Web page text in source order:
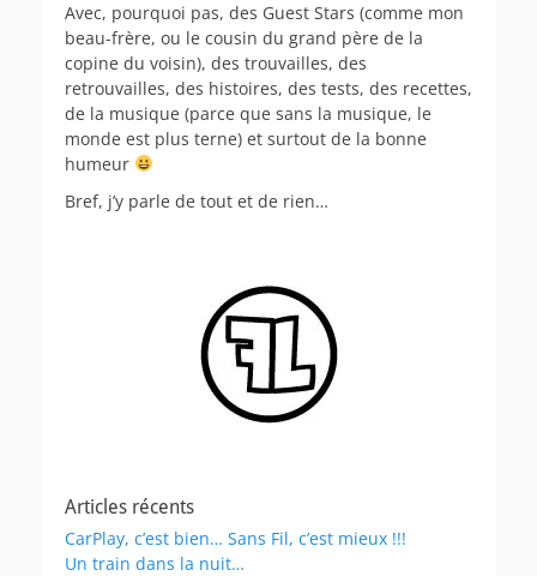
Avec, pourquoi pas, des Guest Stars (comme mon
beau-frère, ou le cousin du grand père de la
copine du voisin), des trouvailles, des
retrouvailles, des histoires, des tests, des recettes,
de la musique (parce que sans la musique, le
monde est plus terne) et surtout de la bonne
humeur
Bref, j’y parle de tout et de rien…
Articles récents
CarPlay, c’est bien… Sans Fil, c’est mieux !!!
Un train dans la nuit…